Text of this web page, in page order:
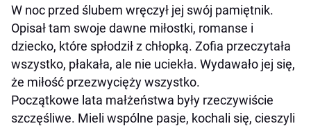
W noc przed ślubem wręczył jej swój pamiętnik.
Opisał tam swoje dawne miłostki, romanse i
dziecko, które spłodził z chłopką. Zofia przeczytała
wszystko, płakała, ale nie uciekła. Wydawało jej się,
że miłość przezwycięży wszystko.
Początkowe lata małżeństwa były rzeczywiście
szczęśliwe. Mieli wspólne pasje, kochali się, cieszyli